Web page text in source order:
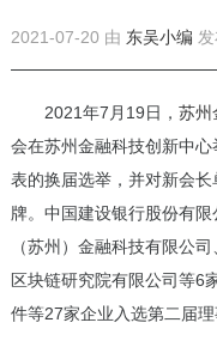
2021-07-20 由 东吴小编
2021年7月19日， 苏州
会在苏州金融科技创新中
表的换届选举，并对新会
牌。中国建设银行股份有
（苏州）金融科技有限公
区块链研究院有限公司等6
件等27家企业入选第二届理